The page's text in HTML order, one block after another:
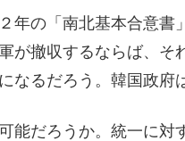
年の「南北基本合意書
が撤収するならば、そ
なるだろう。韓国政府
能だろうか。統一に対